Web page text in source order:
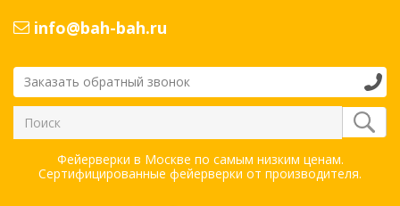
info@bah-bah.ru
Заказать обратный звонок
Фейерверки в Москве по самым низким ценам.
Сертифицированные фейерверки от производителя.